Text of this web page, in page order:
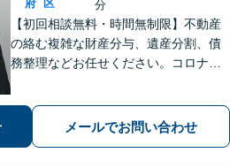
府
区
分
【初回相談無料・時間無制限】不動産
の絡む複雑な財産分与、遺産分割、債
務整理などお任せください。コロナ禍
添い、皆さまが安心して暮らせるよ
う、全力でお守りします。
メールでお問い合わせ